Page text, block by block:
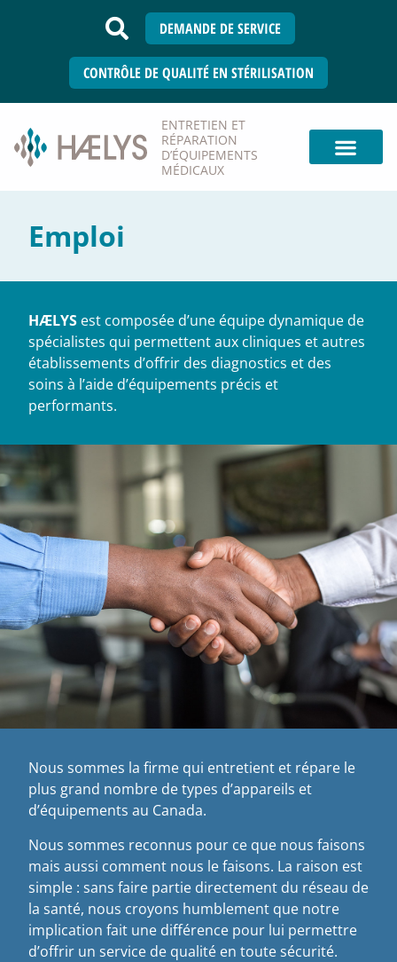
DEMANDE DE SERVICE
CONTRÔLE DE QUALITÉ EN STÉRILISATION
ENTRETIEN ET
RÉPARATION
D’ÉQUIPEMENTS
MÉDICAUX
Emploi
HÆLYS est composée d’une équipe dynamique de
spécialistes qui permettent aux cliniques et autres
établissements d’offrir des diagnostics et des
soins à l’aide d’équipements précis et
performants.
Nous sommes la firme qui entretient et répare le
plus grand nombre de types d’appareils et
d’équipements au Canada.
Nous sommes reconnus pour ce que nous faisons
mais aussi comment nous le faisons. La raison est
simple : sans faire partie directement du réseau de
la santé, nous croyons humblement que notre
implication fait une différence pour lui permettre
d’offrir un service de qualité en toute sécurité.